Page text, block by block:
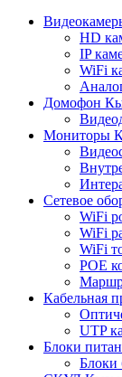
HD
IP
WiFi
Домофон
Мониторы
Сетевое
WiFi
WiFi
WiFi
POE
Кабельная
UTP
Блоки
Блоки